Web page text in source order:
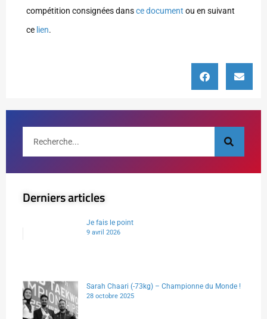
compétition consignées dansce document ou en suivant
ce lien.
Derniers articles
Je fais le point
9 avril 2026
Sarah Chaari (-73kg) – Championne du Monde !
28 octobre 2025